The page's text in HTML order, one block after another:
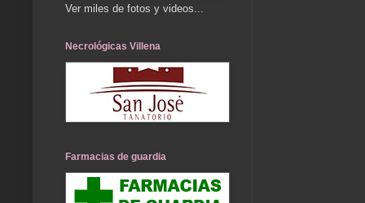
Ver miles de fotos y videos...
Necrológicas Villena
Farmacias de guardia